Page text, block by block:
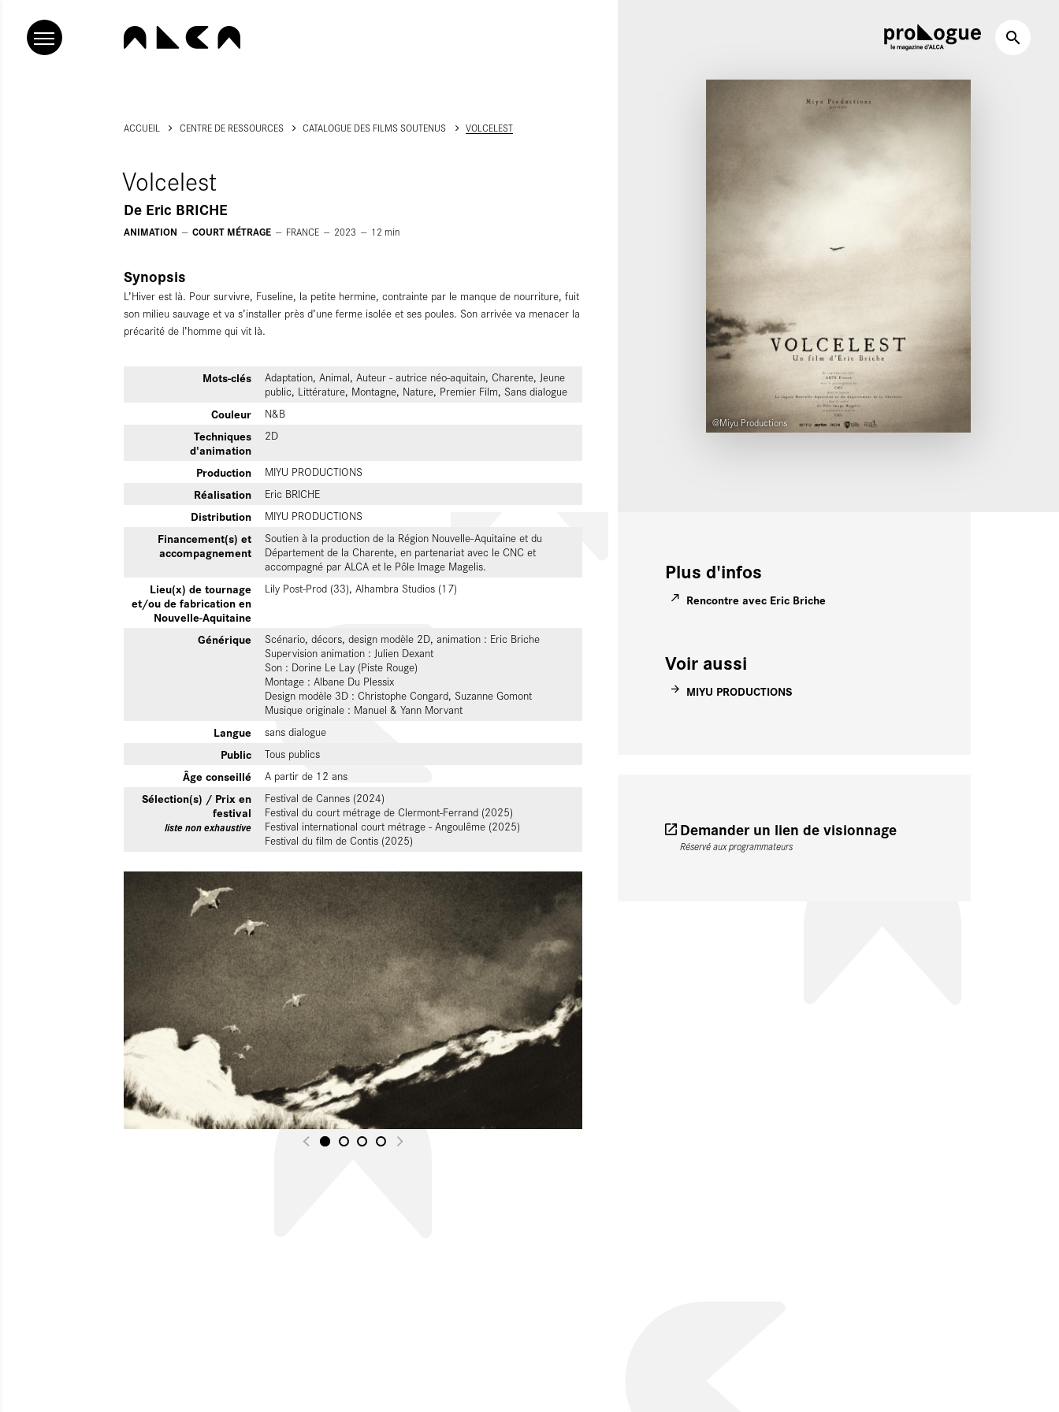
@Miyu Productions
ACCUEIL CENTRE DE RESSOURCES CATALOGUE DES FILMS SOUTENUS VOLCELEST
Volcelest
De Eric BRICHE
ANIMATION COURT MÉTRAGE FRANCE 2023 12 min
Synopsis
L’Hiver est là. Pour survivre, Fuseline, la petite hermine, contrainte par le manque de nourriture, fuit
son milieu sauvage et va s’installer près d’une ferme isolée et ses poules. Son arrivée va menacer la
précarité de l’homme qui vit là.
Mots-clés
Adaptation, Animal, Auteur - autrice néo-aquitain, Charente, Jeune
public, Littérature, Montagne, Nature, Premier Film, Sans dialogue
Couleur N&B
Techniques
d'animation
2D
Production MIYU PRODUCTIONS
Réalisation Eric BRICHE
Distribution MIYU PRODUCTIONS
Financement(s) et
accompagnement
Soutien à la production de la Région Nouvelle-Aquitaine et du
Département de la Charente, en partenariat avec le CNC et
accompagné par ALCA et le Pôle Image Magelis.
Lieu(x) de tournage
et/ou de fabrication en
Nouvelle-Aquitaine
Lily Post-Prod (33), Alhambra Studios (17)
Générique
Scénario, décors, design modèle 2D, animation : Eric Briche
Supervision animation : Julien Dexant
Son : Dorine Le Lay (Piste Rouge)
Montage : Albane Du Plessix
Design modèle 3D : Christophe Congard, Suzanne Gomont
Musique originale : Manuel & Yann Morvant
Langue sans dialogue
Public Tous publics
Âge conseillé A partir de 12 ans
Sélection(s) / Prix en
festival
liste non exhaustive
Festival de Cannes (2024)
Festival du court métrage de Clermont-Ferrand (2025)
Festival international court métrage - Angoulême (2025)
Festival du film de Contis (2025)
Plus d'infos
Rencontre avec Eric Briche
Voir aussi
MIYU PRODUCTIONS
Demander un lien de visionnage
Réservé aux programmateurs